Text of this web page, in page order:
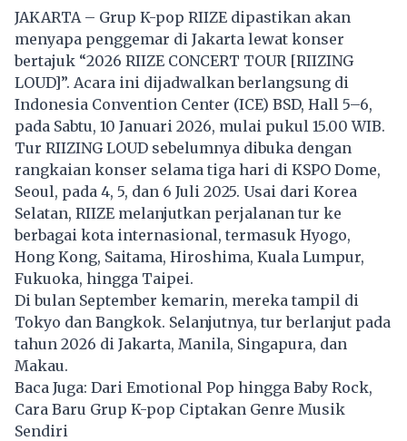
JAKARTA – Grup K-pop RIIZE dipastikan akan
menyapa penggemar di Jakarta lewat konser
bertajuk “2026 RIIZE CONCERT TOUR [RIIZING
LOUD]”. Acara ini dijadwalkan berlangsung di
Indonesia Convention Center (ICE) BSD, Hall 5–6,
pada Sabtu, 10 Januari 2026, mulai pukul 15.00 WIB.
Tur RIIZING LOUD sebelumnya dibuka dengan
rangkaian konser selama tiga hari di KSPO Dome,
Seoul, pada 4, 5, dan 6 Juli 2025. Usai dari Korea
Selatan, RIIZE melanjutkan perjalanan tur ke
berbagai kota internasional, termasuk Hyogo,
Hong Kong, Saitama, Hiroshima, Kuala Lumpur,
Fukuoka, hingga Taipei.
Di bulan September kemarin, mereka tampil di
Tokyo dan Bangkok. Selanjutnya, tur berlanjut pada
tahun 2026 di Jakarta, Manila, Singapura, dan
Makau.
Baca Juga: Dari Emotional Pop hingga Baby Rock,
Cara Baru Grup K-pop Ciptakan Genre Musik
Sendiri